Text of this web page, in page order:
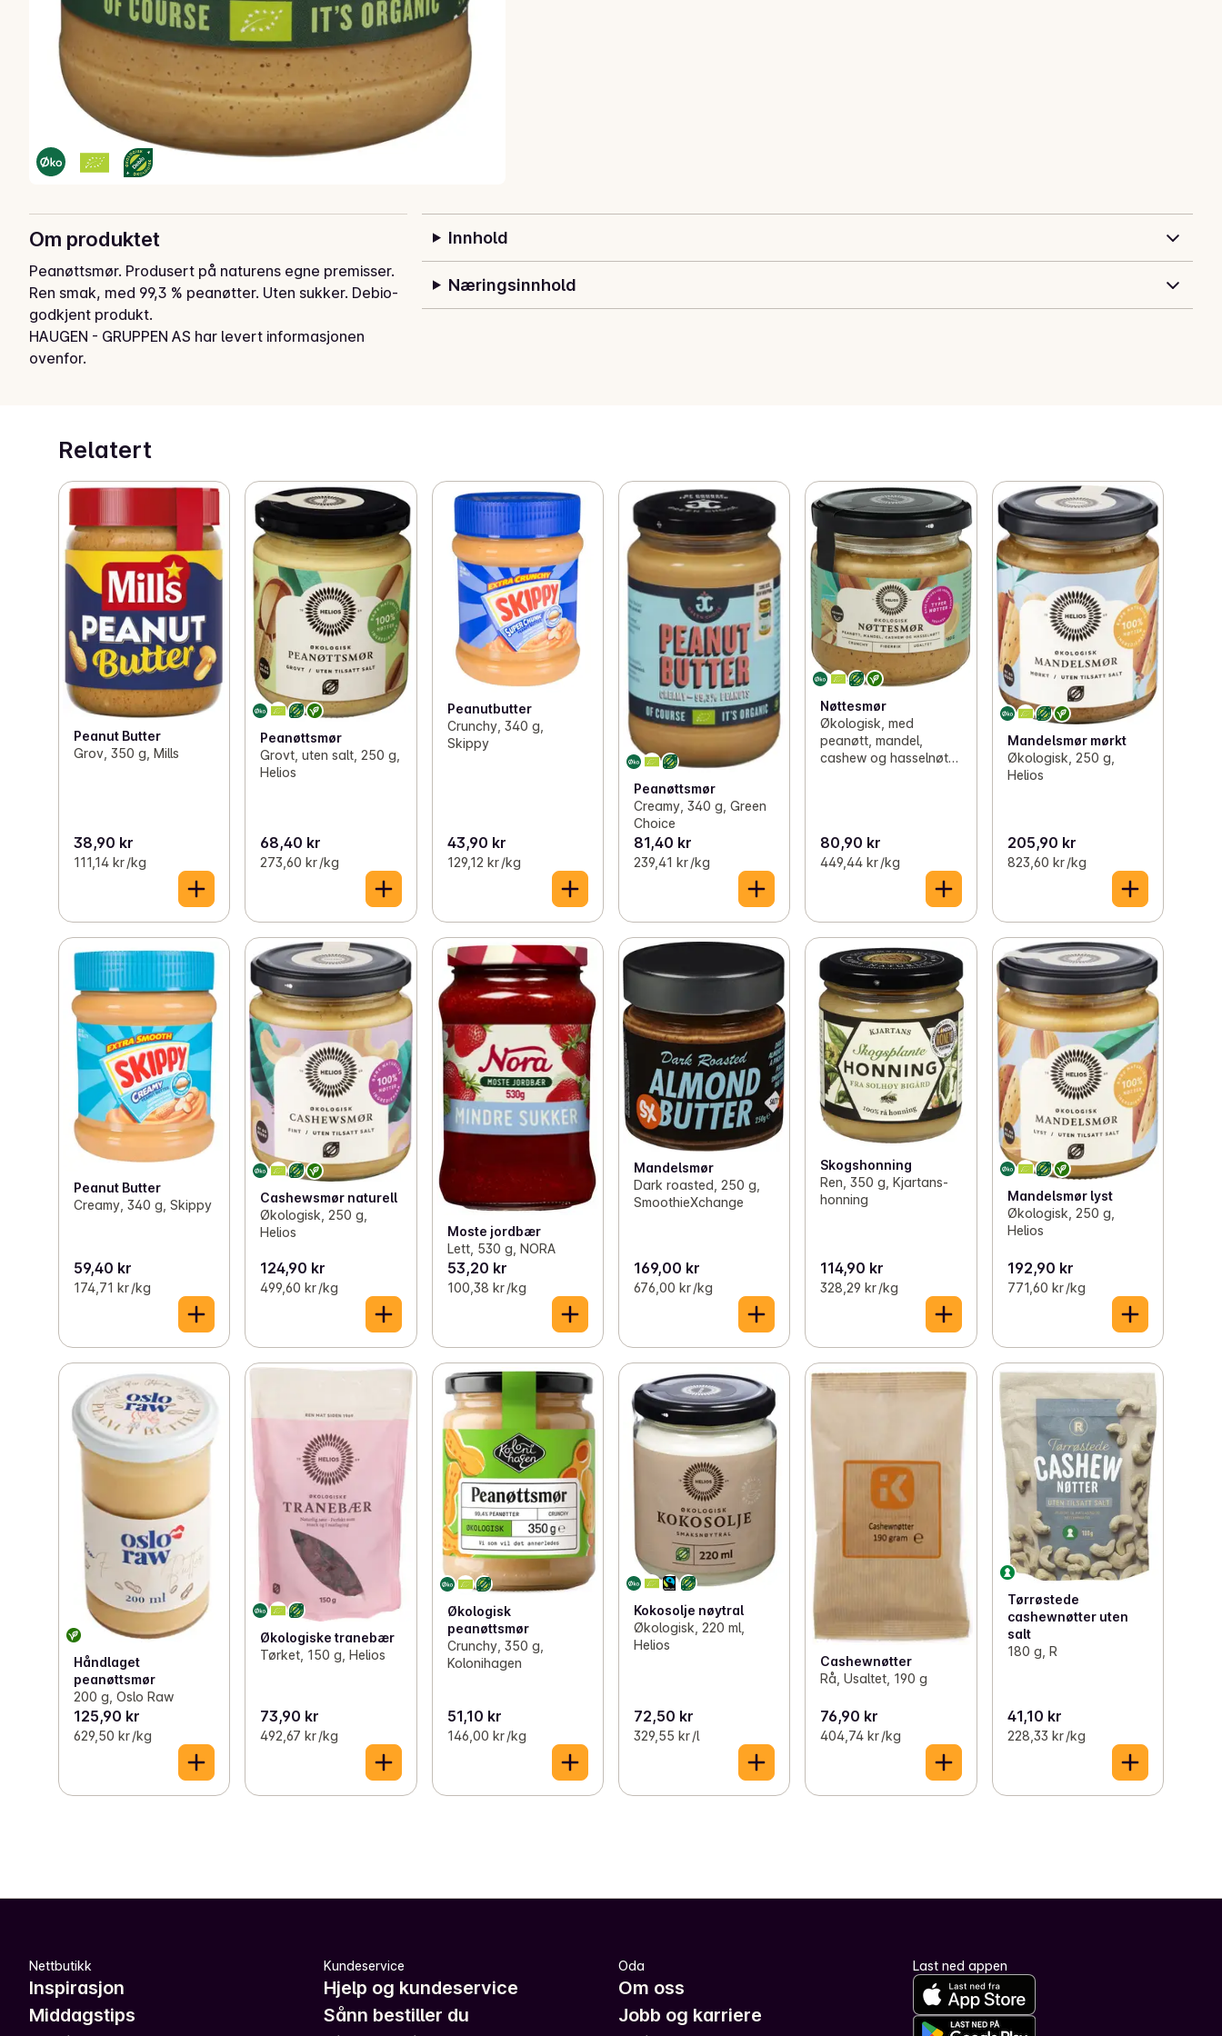
Om produktet
Peanøttsmør. Produsert på naturens egne premisser.
Ren smak, med 99,3 % peanøtter. Uten sukker. Debio-
godkjent produkt.
HAUGEN - GRUPPEN AS har levert informasjonen
ovenfor.
Innhold
Næringsinnhold
Relatert
Peanut Butter
Grov, 350 g, Mills
38,90 kr
111,14 kr /kg
Peanøttsmør
Grovt, uten salt, 250 g,
Helios
68,40 kr
273,60 kr /kg
Peanutbutter
Crunchy, 340 g,
Skippy
43,90 kr
129,12 kr /kg
Peanøttsmør
Creamy, 340 g, Green
Choice
81,40 kr
239,41 kr /kg
Nøttesmør
Økologisk, med
peanøtt, mandel,
cashew og hasselnøtt,
80,90 kr
449,44 kr /kg
Mandelsmør mørkt
Økologisk, 250 g,
Helios
205,90 kr
823,60 kr /kg
Peanut Butter
Creamy, 340 g, Skippy
59,40 kr
174,71 kr /kg
Cashewsmør naturell
Økologisk, 250 g,
Helios
124,90 kr
499,60 kr /kg
Moste jordbær
Lett, 530 g, NORA
53,20 kr
100,38 kr /kg
Mandelsmør
Dark roasted, 250 g,
SmoothieXchange
169,00 kr
676,00 kr /kg
Skogshonning
Ren, 350 g, Kjartans-
honning
114,90 kr
328,29 kr /kg
Mandelsmør lyst
Økologisk, 250 g,
Helios
192,90 kr
771,60 kr /kg
Håndlaget
peanøttsmør
200 g, Oslo Raw
125,90 kr
629,50 kr /kg
Økologiske tranebær
Tørket, 150 g, Helios
73,90 kr
492,67 kr /kg
Økologisk
peanøttsmør
Crunchy, 350 g,
Kolonihagen
51,10 kr
146,00 kr /kg
Kokosolje nøytral
Økologisk, 220 ml,
Helios
72,50 kr
329,55 kr /l
Cashewnøtter
Rå, Usaltet, 190 g
76,90 kr
404,74 kr /kg
Tørrøstede
cashewnøtter uten
salt
180 g, R
41,10 kr
228,33 kr /kg
Nettbutikk
Inspirasjon
Middagstips
Kundeservice
Hjelp og kundeservice
Sånn bestiller du
Oda
Om oss
Jobb og karriere
Last ned appen